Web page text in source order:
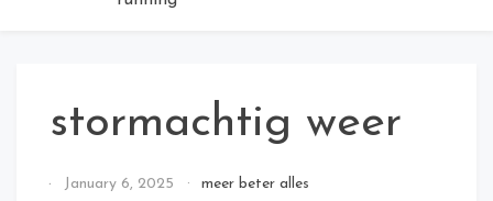
stormachtig weer
ByJanuary 6, 2025 meer beter alles